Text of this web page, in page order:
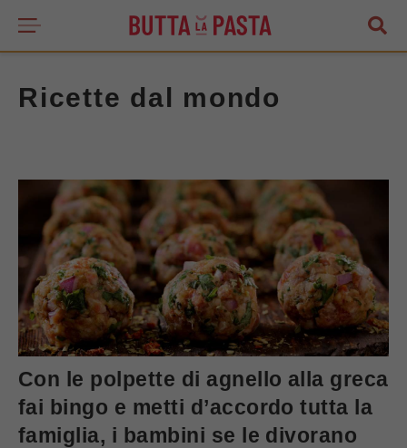
Ricette dal mondo
Con le polpette di agnello alla greca
fai bingo e metti d’accordo tutta la
famiglia, i bambini se le divorano